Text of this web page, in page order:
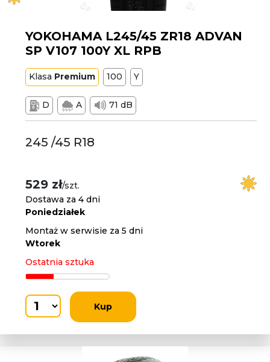
YOKOHAMA L245/45 ZR18 ADVAN
SP V107 100Y XL RPB
Klasa Premium 100 Y
D A 71 dB
245 /45 R18
529 zł/szt.
Dostawa za 4 dni
Poniedziałek
Montaż w serwisie za 5 dni
Wtorek
Ostatnia sztuka
Kup